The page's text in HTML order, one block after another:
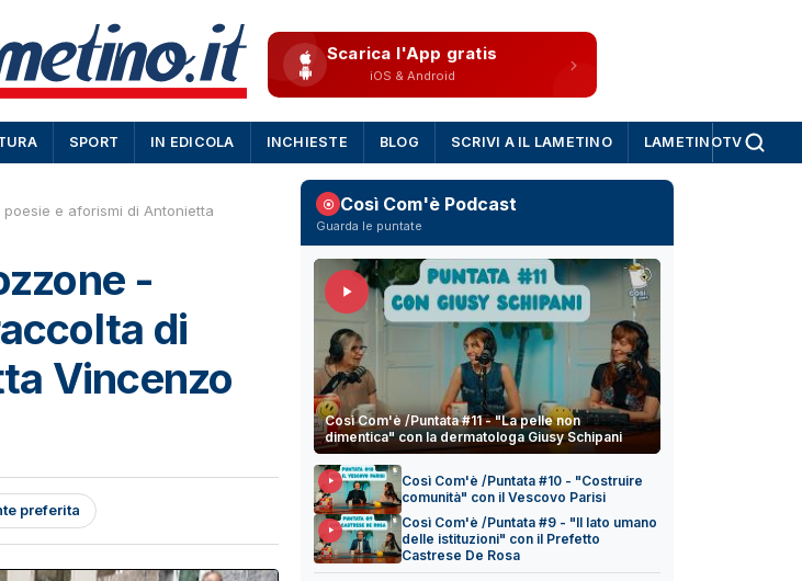
Scarica l'App gratis
iOS & Android
SPORT IN EDICOLA INCHIESTE BLOG SCRIVI A IL LAMETINO LAMETINOTV
e aforismi di Antonietta
-
di
Vincenzo
preferita
Così Com'è Podcast
Guarda le puntate
Così Com'è /Puntata #11 - "La pelle non
dimentica" con la dermatologa Giusy Schipani
Così Com'è /Puntata #10 - "Costruire
comunità" con il Vescovo Parisi
Così Com'è /Puntata #9 - "Il lato umano
delle istituzioni" con il Prefetto
Castrese De Rosa